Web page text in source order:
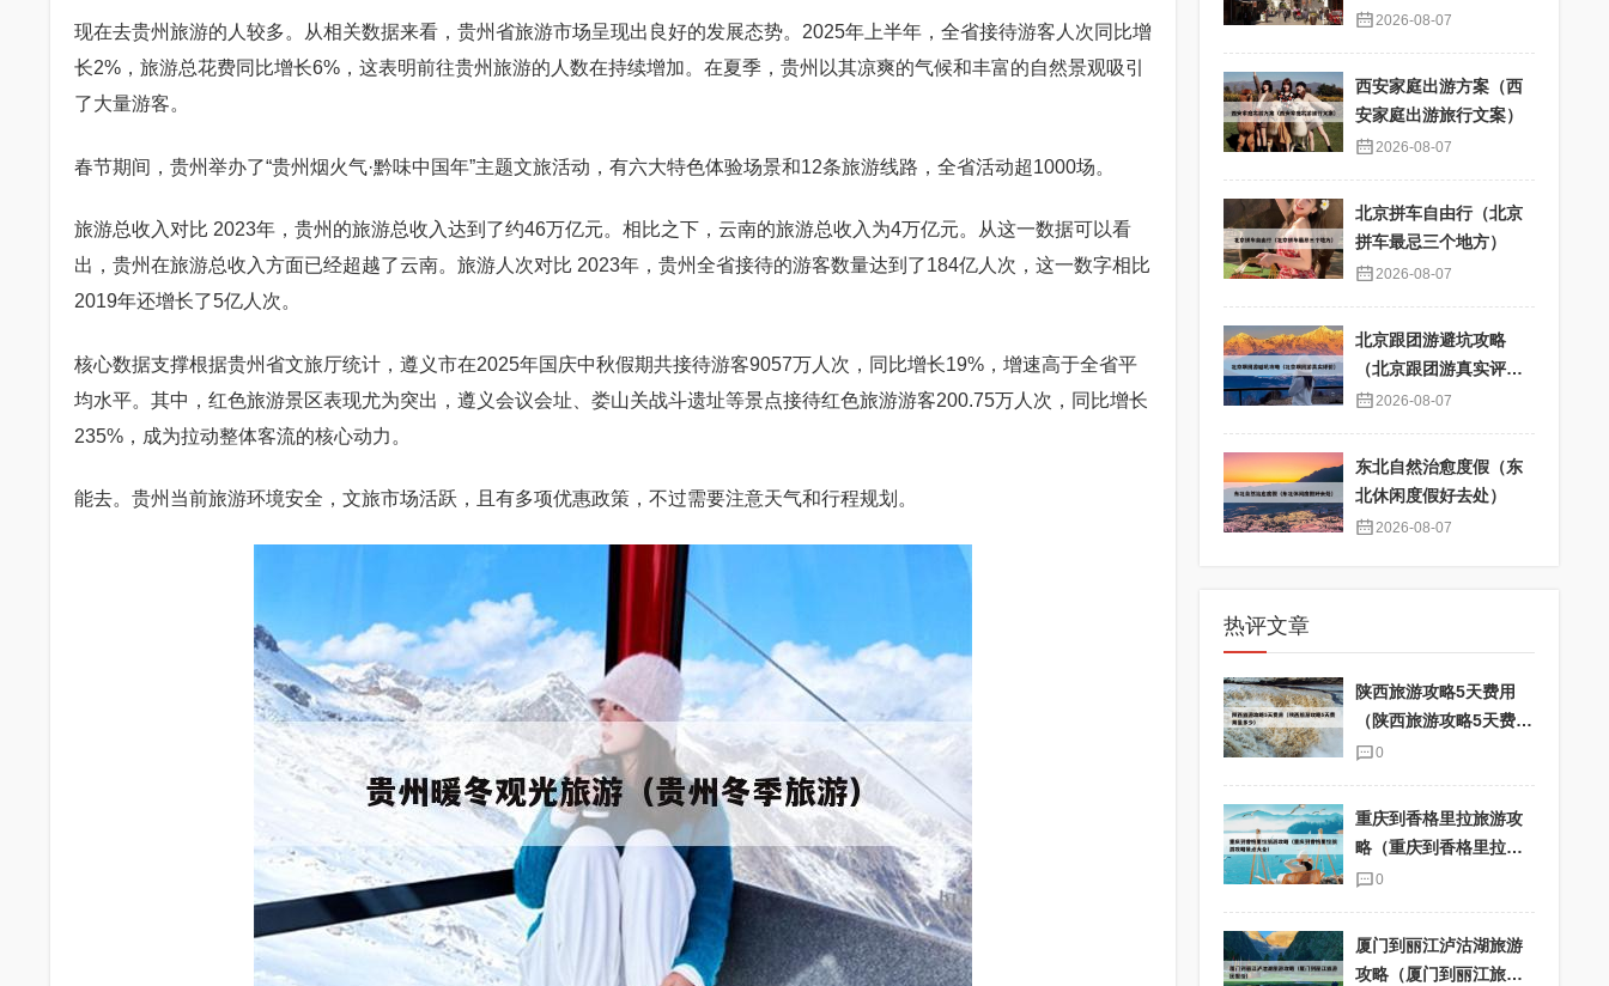
现在去贵州旅游的人较多。从相关数据来看，贵州省旅游市场呈现出良好的发展态势。2025年上半年，全省接待游客人次同比增
长2%，旅游总花费同比增长6%，这表明前往贵州旅游的人数在持续增加。在夏季，贵州以其凉爽的气候和丰富的自然景观吸引
了大量游客。
春节期间，贵州举办了“贵州烟火气·黔味中国年”主题文旅活动，有六大特色体验场景和12条旅游线路，全省活动超1000场。
旅游总收入对比 2023年，贵州的旅游总收入达到了约46万亿元。相比之下，云南的旅游总收入为4万亿元。从这一数据可以看
出，贵州在旅游总收入方面已经超越了云南。旅游人次对比 2023年，贵州全省接待的游客数量达到了184亿人次，这一数字相比
2019年还增长了5亿人次。
核心数据支撑根据贵州省文旅厅统计，遵义市在2025年国庆中秋假期共接待游客9057万人次，同比增长19%，增速高于全省平
均水平。其中，红色旅游景区表现尤为突出，遵义会议会址、娄山关战斗遗址等景点接待红色旅游游客200.75万人次，同比增长
235%，成为拉动整体客流的核心动力。
能去。贵州当前旅游环境安全，文旅市场活跃，且有多项优惠政策，不过需要注意天气和行程规划。
及花费）
2026-08-07
西安家庭出游方案（西
安家庭出游旅行文案）
2026-08-07
北京拼车自由行（北京
拼车最忌三个地方）
2026-08-07
北京跟团游避坑攻略
（北京跟团游真实评
价）2026-08-07
东北自然治愈度假（东
北休闲度假好去处）
2026-08-07
热评文章
陕西旅游攻略5天费用
（陕西旅游攻略5天费用
是多少）
0
重庆到香格里拉旅游攻
略（重庆到香格里拉旅
游攻略景点大全）
0
厦门到丽江泸沽湖旅游
攻略（厦门到丽江旅游